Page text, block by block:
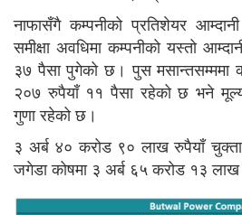
नाफासँगै कम्पनीको प्रतिशेयर
समीक्षा अवधिमा कम्पनीको यस्तो
३७ पैसा पुगेको छ। पुस मसान्तसम्ममा
२०७ रुपैयाँ ११ पैसा रहेको छ भने
गुणा रहेको छ।
३ अर्ब ४० करोड ९० लाख रुपैयाँ
जगेडा कोषमा ३ अर्ब ६५ करोड १३